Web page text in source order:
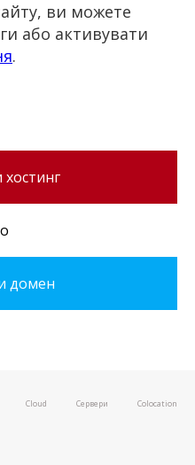
ви можете
або активувати
.
домен
Cloud Сервери Colocation